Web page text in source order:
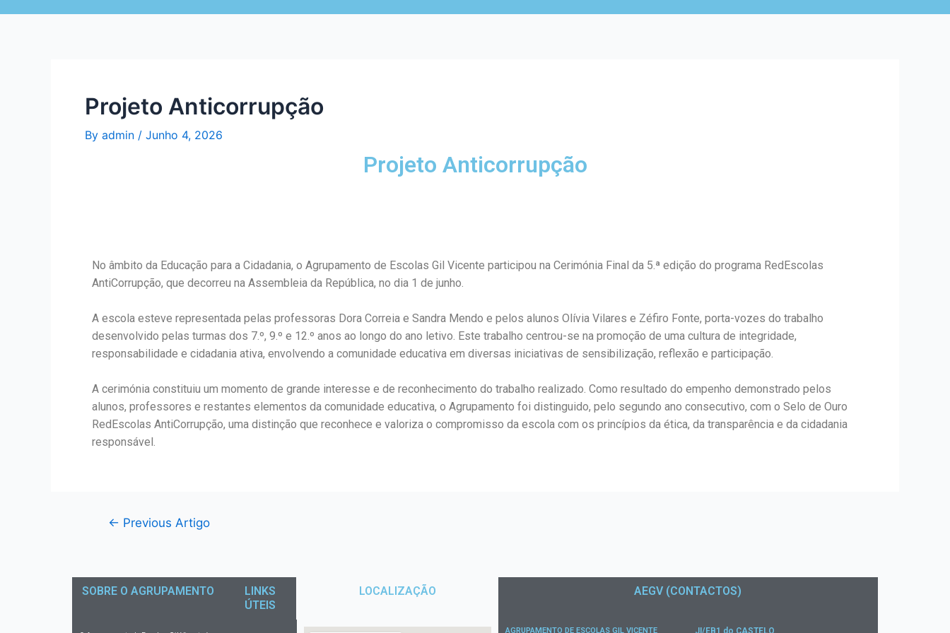
Projeto Anticorrupção
By admin / Junho 4, 2026
Projeto Anticorrupção
No âmbito da Educação para a Cidadania, o Agrupamento de Escolas Gil Vicente participou na Cerimónia Final da 5.ª edição do programa RedEscolas
AntiCorrupção, que decorreu na Assembleia da República, no dia 1 de junho.
A escola esteve representada pelas professoras Dora Correia e Sandra Mendo e pelos alunos Olívia Vilares e Zéfiro Fonte, porta-vozes do trabalho
desenvolvido pelas turmas dos 7.º, 9.º e 12.º anos ao longo do ano letivo. Este trabalho centrou-se na promoção de uma cultura de integridade,
responsabilidade e cidadania ativa, envolvendo a comunidade educativa em diversas iniciativas de sensibilização, reflexão e participação.
A cerimónia constituiu um momento de grande interesse e de reconhecimento do trabalho realizado. Como resultado do empenho demonstrado pelos
alunos, professores e restantes elementos da comunidade educativa, o Agrupamento foi distinguido, pelo segundo ano consecutivo, com o Selo de Ouro
RedEscolas AntiCorrupção, uma distinção que reconhece e valoriza o compromisso da escola com os princípios da ética, da transparência e da cidadania
responsável.
← Previous Artigo
SOBRE O AGRUPAMENTO
LINKS
ÚTEIS
LOCALIZAÇÃO AEGV (CONTACTOS)
AGRUPAMENTO DE ESCOLAS GIL VICENTE JI/EB1 do CASTELO